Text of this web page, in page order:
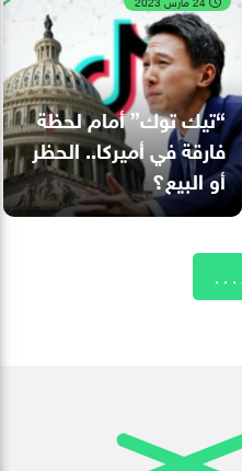
“تيك توك” أمام لحظة
فارقة في أميركا.. الحظر
أو البيع؟
. . .